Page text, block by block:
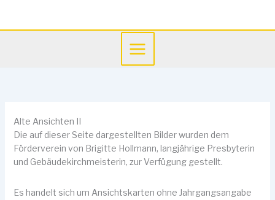
springen
Alte Ansichten II
Die auf dieser Seite dargestellten Bilder wurden dem
Förderverein von Brigitte Hollmann, langjährige Presbyterin
und Gebäudekirchmeisterin, zur Verfügung gestellt.
Es handelt sich um Ansichtskarten ohne Jahrgangsangabe